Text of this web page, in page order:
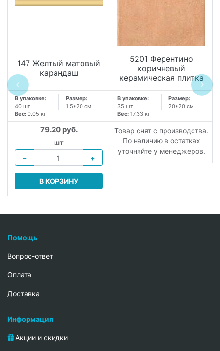
147 Желтый матовый
карандаш
В упаковке:
40 шт
Размер:
1.5*20 см
Вес: 0.05 кг
79.20 руб.
шт
−
+
В КОРЗИНУ
5201 Ферентино
коричневый
керамическая плитка
В упаковке:
35 шт
Размер:
20*20 см
Вес: 17.33 кг
Товар снят с производства.
По наличию в остатках
уточняйте у менеджеров.
Помощь
Вопрос-ответ
Oплата
Доставка
Информация
Акции и скидки